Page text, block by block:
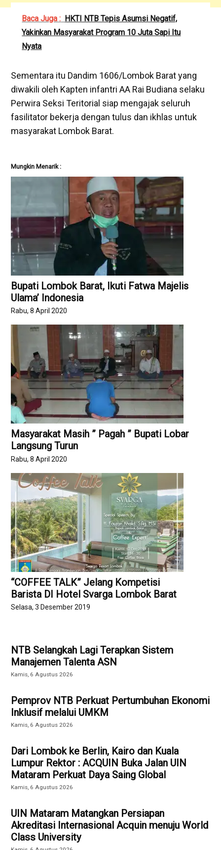
Baca Juga : HKTI NTB Tepis Asumsi Negatif,
Yakinkan Masyarakat Program 10 Juta Sapi Itu
Nyata
Sementara itu Dandim 1606/Lombok Barat yang
diwakili oleh Kapten infantri AA Rai Budiana selaku
Perwira Seksi Teritorial siap mengajak seluruh
fasilitator bekerja dengan tulus dan ikhlas untuk
masyarakat Lombok Barat.
Mungkin Menarik :
Bupati Lombok Barat, Ikuti Fatwa Majelis
Ulama’ Indonesia
Rabu, 8 April 2020
Masyarakat Masih ” Pagah ” Bupati Lobar
Langsung Turun
Rabu, 8 April 2020
“COFFEE TALK” Jelang Kompetisi
Barista DI Hotel Svarga Lombok Barat
Selasa, 3 Desember 2019
NTB Selangkah Lagi Terapkan Sistem
Manajemen Talenta ASN
Kamis, 6 Agustus 2026
Pemprov NTB Perkuat Pertumbuhan Ekonomi
Inklusif melalui UMKM
Kamis, 6 Agustus 2026
Dari Lombok ke Berlin, Kairo dan Kuala
Lumpur Rektor : ACQUIN Buka Jalan UIN
Mataram Perkuat Daya Saing Global
Kamis, 6 Agustus 2026
UIN Mataram Matangkan Persiapan
Akreditasi Internasional Acquin menuju World
Class University